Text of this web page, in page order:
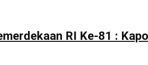
RI Ke-81 :